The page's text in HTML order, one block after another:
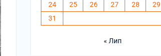
24
25 26 27 28 29
31
« Лип